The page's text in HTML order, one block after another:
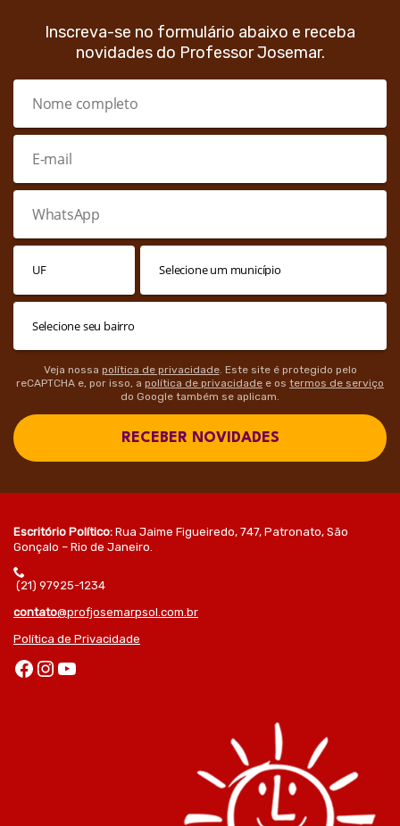
Inscreva-se no formulário abaixo e receba
novidades do Professor Josemar.
Veja nossa política de privacidade. Este site é protegido pelo
reCAPTCHA e, por isso, a política de privacidade e os termos de serviço
do Google também se aplicam.
RECEBER NOVIDADES
Escritório Político: Rua Jaime Figueiredo, 747, Patronato, São
Gonçalo – Rio de Janeiro.
(21) 97925-1234
contato@profjosemarpsol.com.br
Política de Privacidade
Facebook Instagram Youtube